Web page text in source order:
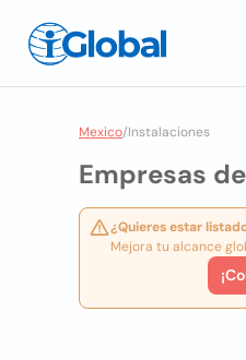
Mexico/Instalaciones
Empresas
¿Quieres estar
Mejora tu alcance